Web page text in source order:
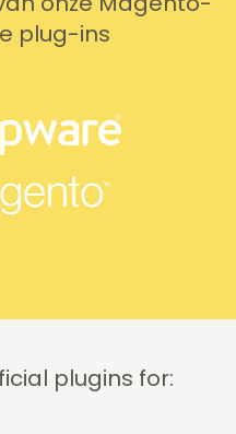
plug-ins
plugins for: